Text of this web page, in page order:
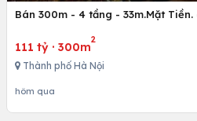
Bán 300m - 4 tầng - 33m.Mặt Tiền.
111 tỷ · 300m
2
Thành phố Hà Nội
hôm qua